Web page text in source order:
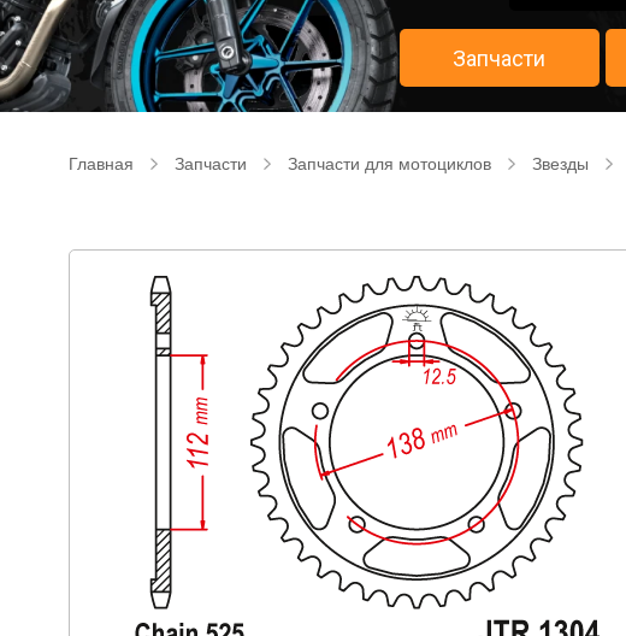
Запчасти
Главная Запчасти Запчасти для мотоциклов Звезды